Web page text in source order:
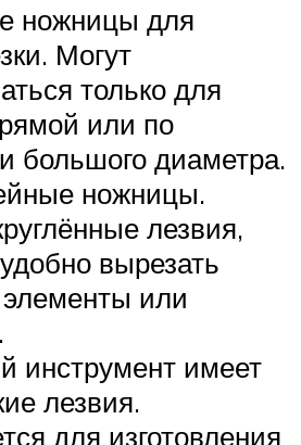
ножницы для
Могут
только для
или по
большого диаметра.
ножницы.
лезвия,
вырезать
или
инструмент имеет
лезвия.
для изготовления